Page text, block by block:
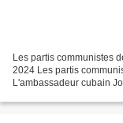
Les partis communistes
2024 Les partis
L'ambassadeur cubain